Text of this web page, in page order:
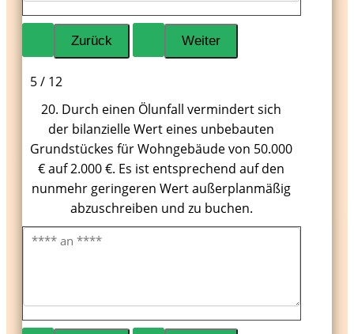
5 / 12
20. Durch einen Ölunfall vermindert sich
der bilanzielle Wert eines unbebauten
Grundstückes für Wohngebäude von 50.000
€ auf 2.000 €. Es ist entsprechend auf den
nunmehr geringeren Wert außerplanmäßig
abzuschreiben und zu buchen.